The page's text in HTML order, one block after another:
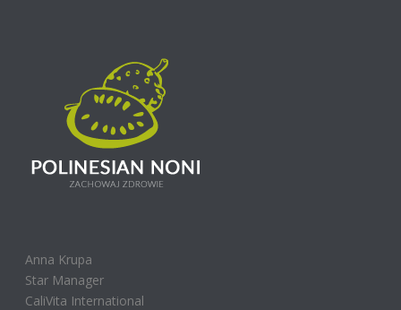
Anna Krupa
Star Manager
CaliVita International